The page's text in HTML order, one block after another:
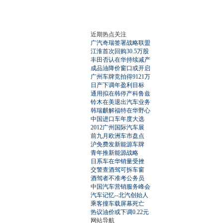
近期热点关注
广汽奇瑞签署战略联盟
江淮首次回购30.5万股
丰田否认在华持续减产
成品油降价窗口或开启
广州车牌竞拍得9121万
日产下调年盈利目标
通用拟在韩停产科鲁兹
铃木在美退出汽车业务
韩瑞麒解福特在华野心
中国进口车年度大选
2012广州国际汽车展
前九月欧洲车市盘点
沪免费发新能源车牌
青年推新能源战略
日系车在华销量受挫
交警查酒驾可拆车窗
酒驾者不准考公务员
中国汽车营销服务峰会
汽车记忆--北汽创始人
乘客撞车载屏幕死亡
热议油价或下调0.22元
网站导航